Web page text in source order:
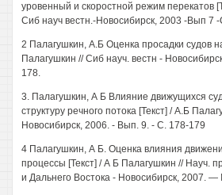
уровенный и скоростной режим перекатов
Сиб науч вестн.-Новосибирск, 2003 -Вып 7
2 Палагушкин, А.Б Оценка просадки судов
Палагушкин // Сиб науч. вестн -
178.
3. Палагушкин, А Б Влияние движущихся
структуру речного потока [Текст] / А.Б
Новосибирск, 2006. - Вып. 9. - С. 178-179
4 Палагушкин, А Б. Оценка влияния
процессы [Текст] / А Б Палагушкин // Науч.
и Дальнего Востока - Новосибирск, 2007.